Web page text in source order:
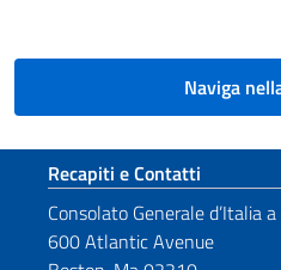
Naviga
Sezione footer
Recapiti e Contatti
Consolato Generale d’Italia
600 Atlantic Avenue